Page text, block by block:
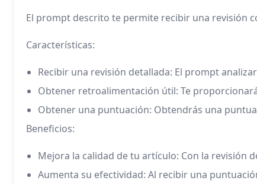
El prompt descrito te permite recibir una revisión
Características:
Recibir una revisión detallada: El prompt
Obtener retroalimentación útil: Te
Obtener una puntuación: Obtendrás una
Beneficios:
Mejora la calidad de tu artículo: Con la revisión
Aumenta su efectividad: Al recibir una